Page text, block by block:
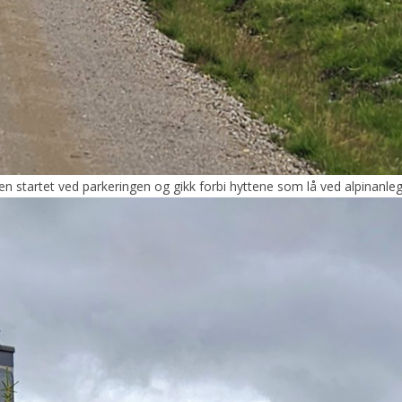
startet ved parkeringen og gikk forbi hyttene som lå ved